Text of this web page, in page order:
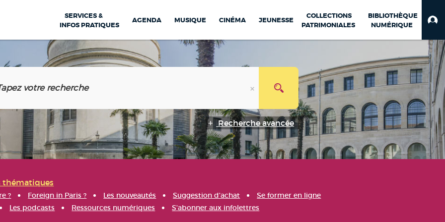
SERVICES &
INFOS PRATIQUES
AGENDA MUSIQUE CINÉMA JEUNESSE
COLLECTIONS
PATRIMONIALES
BIBLIOTHÈQUE
NUMÉRIQUE
Recherche avancée
thématiques
? Foreign in Paris ? Les nouveautés Suggestion d'achat
Se former en ligne
Les podcasts Ressources numériques S'abonner aux infolettres